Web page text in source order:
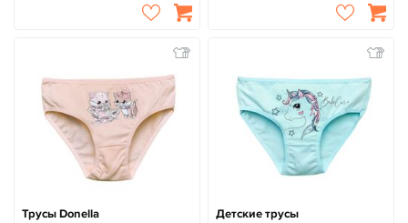
Трусы Donella Детские трусы